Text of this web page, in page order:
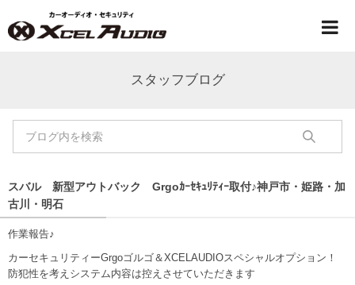
スタッフブログ
スバル 新型アウトバック Grgoｶｰｾｷｭﾘﾃｨｰ取付♪神戸市・姫路・加
古川・明石
作業報告♪
カーセキュリティーGrgoゴルゴ＆XCELAUDIOスペシャルオプション！
防犯性を考えシステム内容は控えさせていただきます